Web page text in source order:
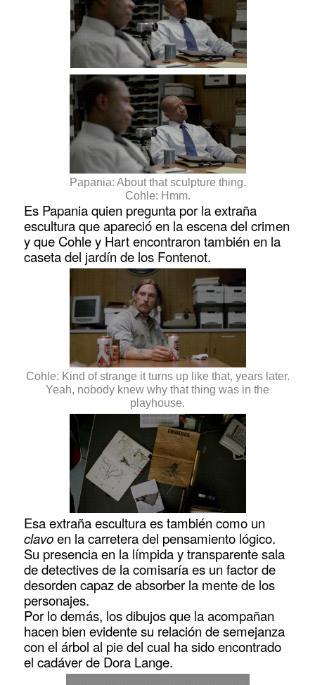
Papania: About that sculpture thing.
Cohle: Hmm.
Es Papania quien pregunta por la extraña
escultura que apareció en la escena del crimen
y que Cohle y Hart encontraron también en la
caseta del jardín de los Fontenot.
Cohle: Kind of strange it turns up like that, years later.
Yeah, nobody knew why that thing was in the
playhouse.
Esa extraña escultura es también como un
clavoen la carretera del pensamiento lógico.
Su presencia en la límpida y transparente sala
de detectives de la comisaría es un factor de
desorden capaz de absorber la mente de los
personajes.
Por lo demás, los dibujos que la acompañan
hacen bien evidente su relación de semejanza
con el árbol al pie del cual ha sido encontrado
el cadáver de Dora Lange.